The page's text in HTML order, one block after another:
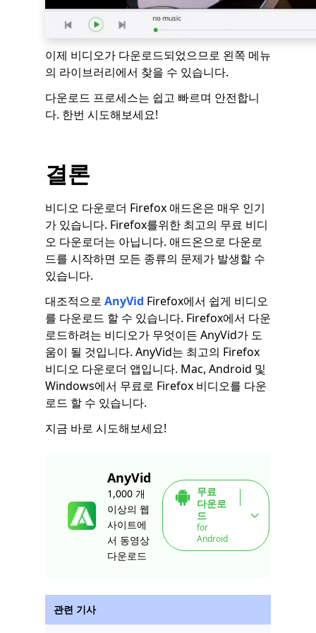
이제 비디오가 다운로드되었으므로 왼쪽 메뉴
의 라이브러리에서 찾을 수 있습니다.
다운로드 프로세스는 쉽고 빠르며 안전합니
다. 한번 시도해보세요!
결론
비디오 다운로더 Firefox 애드온은 매우 인기
가 있습니다. Firefox를위한 최고의 무료 비디
오 다운로더는 아닙니다. 애드온으로 다운로
드를 시작하면 모든 종류의 문제가 발생할 수
있습니다.
대조적으로 AnyVid Firefox에서 쉽게 비디오
를 다운로드 할 수 있습니다. Firefox에서 다운
로드하려는 비디오가 무엇이든 AnyVid가 도
움이 될 것입니다. AnyVid는 최고의 Firefox
비디오 다운로더 앱입니다. Mac, Android 및
Windows에서 무료로 Firefox 비디오를 다운
로드 할 수 있습니다.
지금 바로 시도해보세요!
AnyVid
1,000 개
이상의 웹
사이트에
서 동영상
다운로드
무료
다운로
드
for
Android
관련 기사